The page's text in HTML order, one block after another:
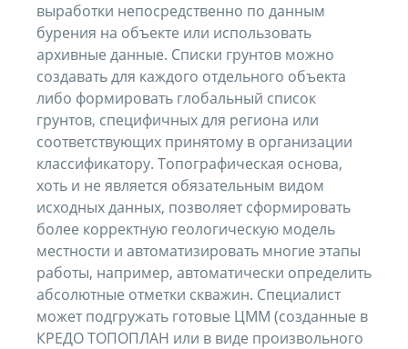
выработки непосредственно по данным
бурения на объекте или использовать
архивные данные. Списки грунтов можно
создавать для каждого отдельного объекта
либо формировать глобальный список
грунтов, специфичных для региона или
соответствующих принятому в организации
классификатору. Топографическая основа,
хоть и не является обязательным видом
исходных данных, позволяет сформировать
более корректную геологическую модель
местности и автоматизировать многие этапы
работы, например, автоматически определить
абсолютные отметки скважин. Специалист
может подгружать готовые ЦММ (созданные в
КРЕДО ТОПОПЛАН или в виде произвольного